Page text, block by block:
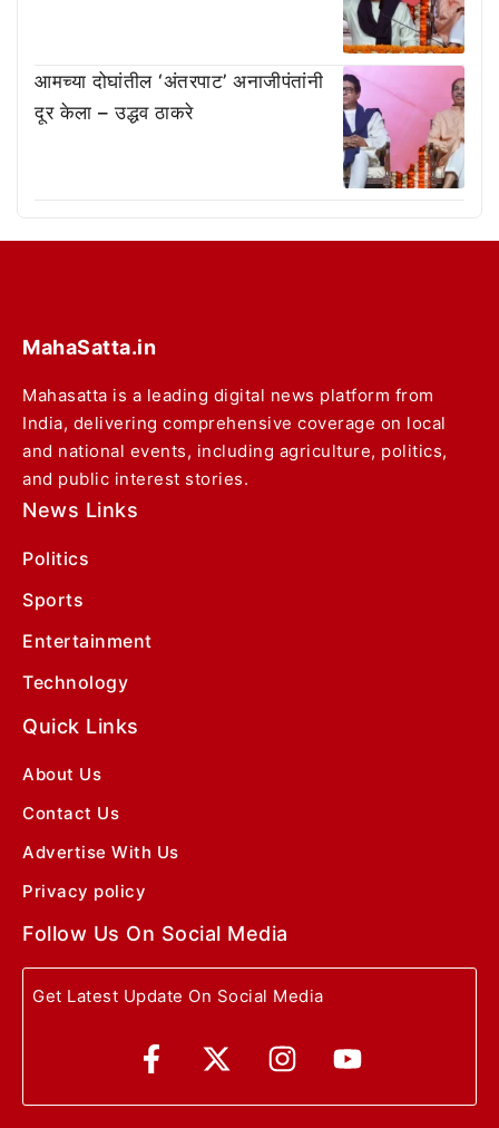
आमच्या दोघांतील ‘अंतरपाट’ अनाजीपंतांनी
दूर केला – उद्धव ठाकरे
MahaSatta.in
Mahasatta is a leading digital news platform from
India, delivering comprehensive coverage on local
and national events, including agriculture, politics,
and public interest stories.
News Links
Politics
Sports
Entertainment
Technology
Quick Links
About Us
Contact Us
Advertise With Us
Privacy policy
Follow Us On Social Media
Get Latest Update On Social Media